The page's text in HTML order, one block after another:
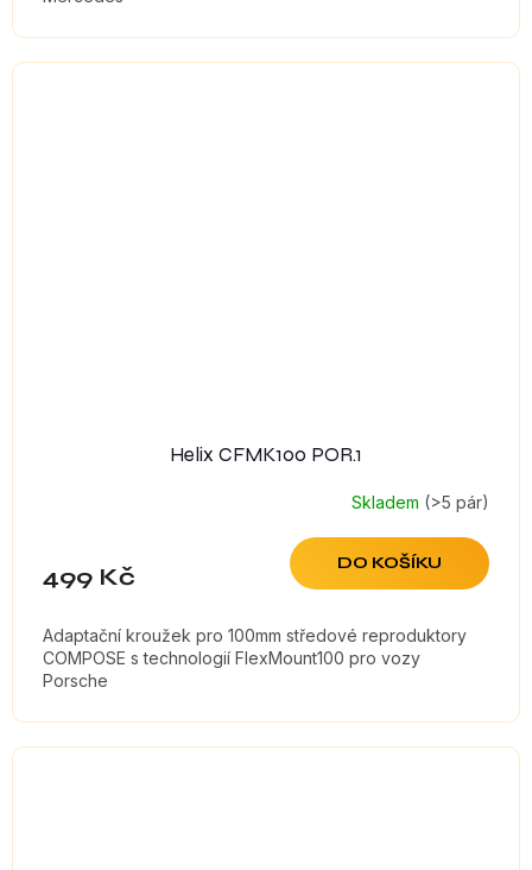
Helix CFMK100 POR.1
Skladem (>5 pár)
499 Kč DO KOŠÍKU
Adaptační kroužek pro 100mm středové reproduktory
COMPOSE s technologií FlexMount100 pro vozy
Porsche